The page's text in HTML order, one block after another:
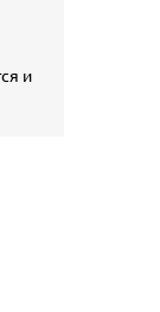
и